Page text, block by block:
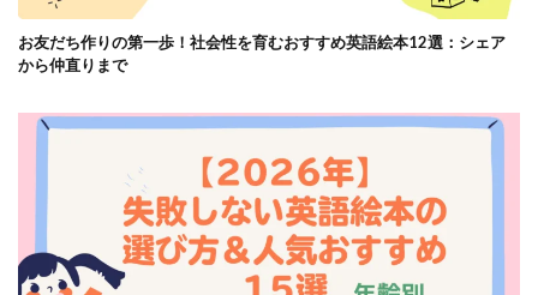
お友だち作りの第一歩！社会性を育むおすすめ英語絵本12選：シェア
から仲直りまで